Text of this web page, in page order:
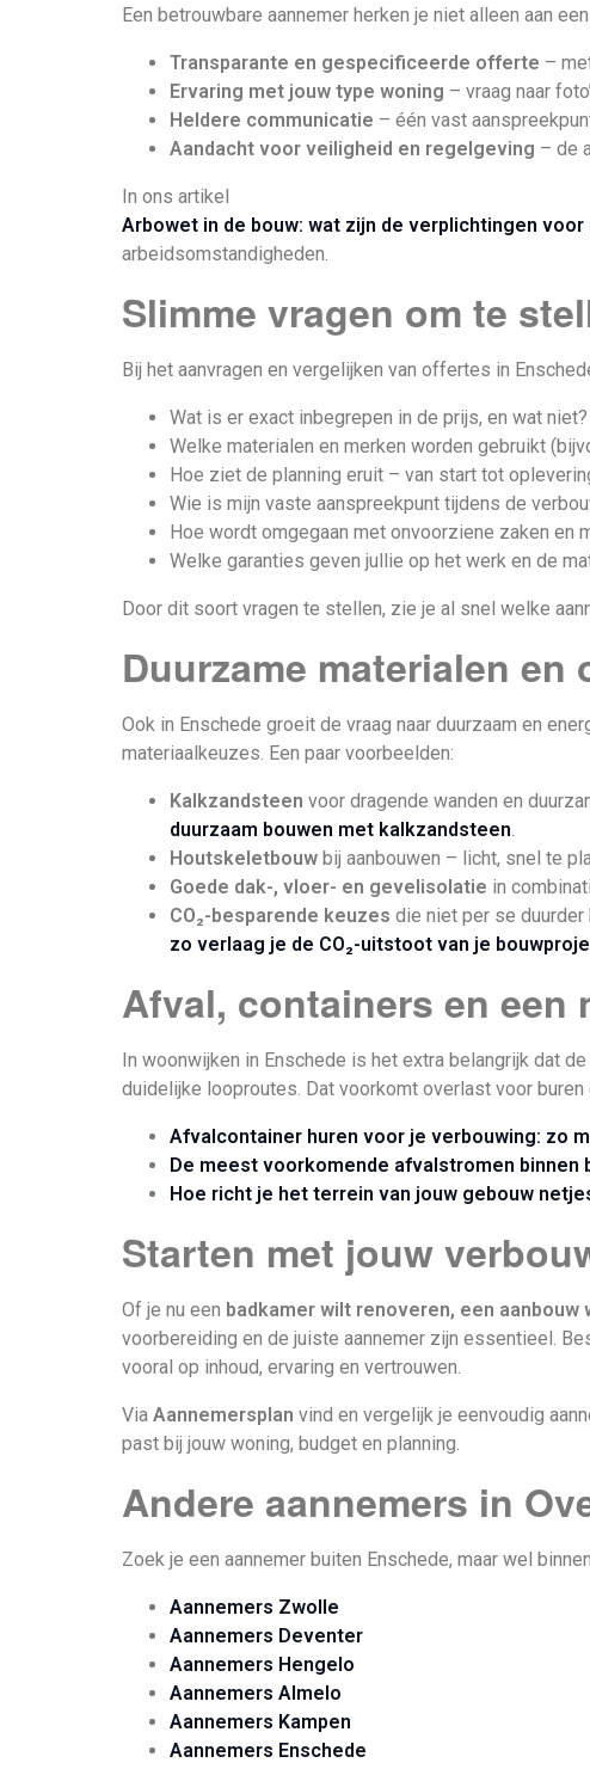
Een betrouwbare aannemer herken je niet alleen aan
Transparante en gespecificeerde offerte –
Ervaring met jouw type woning – vraag naar
Heldere communicatie – één vast
Aandacht voor veiligheid en regelgeving – de
In ons artikel
Arbowet in de bouw: wat zijn de verplichtingen voor
arbeidsomstandigheden.
Slimme vragen om te
Bij het aanvragen en vergelijken van offertes in
Wat is er exact inbegrepen in de prijs, en wat niet?
Welke materialen en merken worden gebruikt
Hoe ziet de planning eruit – van start tot
Wie is mijn vaste aanspreekpunt tijdens de
Hoe wordt omgegaan met onvoorziene zaken en
Welke garanties geven jullie op het werk en de
Door dit soort vragen te stellen, zie je al snel welke
Duurzame materialen
Ook in Enschede groeit de vraag naar duurzaam en
materiaalkeuzes. Een paar voorbeelden:
Kalkzandsteen voor dragende wanden en
duurzaam bouwen met kalkzandsteen.
Houtskeletbouw bij aanbouwen – licht, snel te
Goede dak-, vloer- en gevelisolatie in
CO₂-besparende keuzes die niet per se
zo verlaag je de CO₂-uitstoot van je
Afval, containers en een
In woonwijken in Enschede is het extra belangrijk dat
duidelijke looproutes. Dat voorkomt overlast voor
Afvalcontainer huren voor je verbouwing: zo
De meest voorkomende afvalstromen binnen
Hoe richt je het terrein van jouw gebouw
Starten met jouw
Of je nu een badkamer wilt renoveren, een
voorbereiding en de juiste aannemer zijn essentieel.
vooral op inhoud, ervaring en vertrouwen.
Via Aannemersplan vind en vergelijk je eenvoudig
past bij jouw woning, budget en planning.
Andere aannemers in
Zoek je een aannemer buiten Enschede, maar wel
Aannemers Zwolle
Aannemers Deventer
Aannemers Hengelo
Aannemers Almelo
Aannemers Kampen
Aannemers Enschede